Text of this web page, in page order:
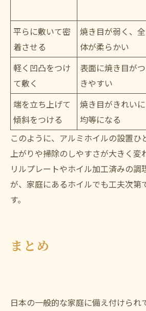
平らに敷いて密
着させる
焼き目が弱く、全
体が柔らかい
軽く凹凸をつけ
て敷く
表面に焼き目がつ
きやすい
端を立ち上げて
傾斜をつける
焼き目がきれいに
均等になる
このように、アルミホイルの設置ひ
上がりや掃除のしやすさが大きく変
リルプレートやホイル加工済みの調
が、家庭にあるホイルでも工夫次第
す。
まとめ
日本の一般的な家庭に備え付けられ